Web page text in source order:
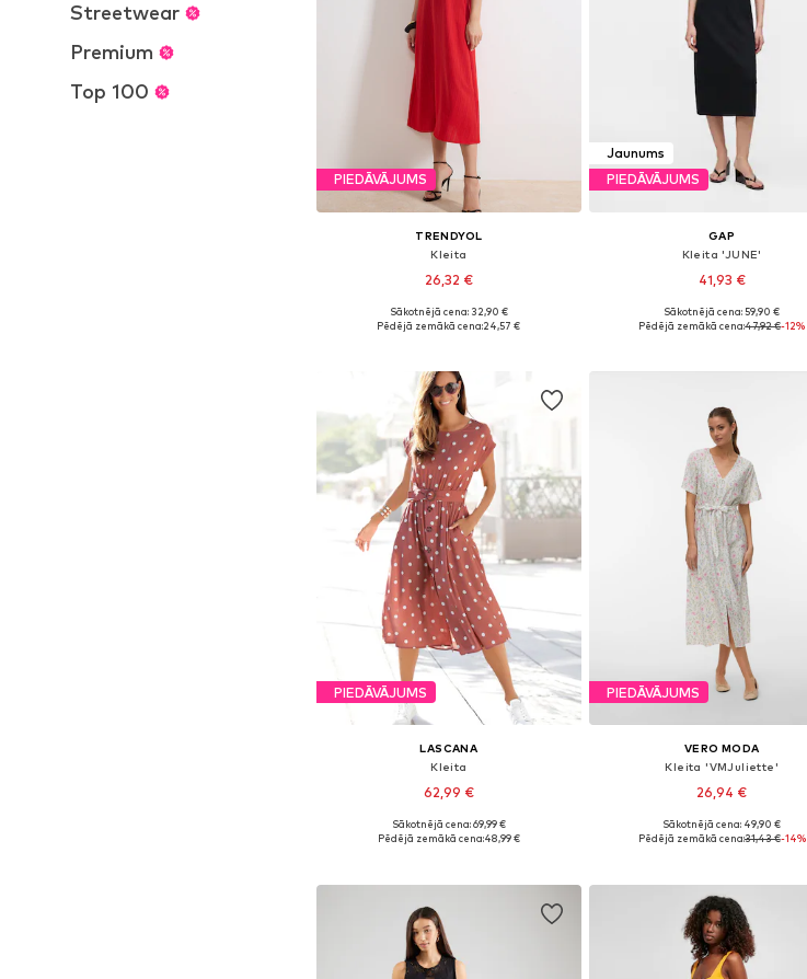
Streetwear
Premium
Top 100
PIEDĀVĀJUMS
TRENDYOL
Kleita
26,32 €
Pieejamie izmēri: 34, 36, 38, 40, 42
Sākotnējā cena: 32,90 €
Pēdējā zemākā cena:24,57 €
Jaunums
PIEDĀVĀJUMS
GAP
Kleita 'JUNE'
41,93 €
Pieejamie izmēri: 34, 36, 38
Sākotnējā cena: 59,90 €
Pēdējā zemākā cena:47,92 €-12%
PIEDĀVĀJUMS
LASCANA
Kleita
62,99 €
Pieejamie izmēri: 34, 36, 38, 40, 42, 44
Sākotnējā cena: 69,99 €
Pēdējā zemākā cena:48,99 €
PIEDĀVĀJUMS
VERO MODA
Kleita 'VMJuliette'
26,94 €
Pieejamie izmēri: 34, 36, 38
Sākotnējā cena: 49,90 €
Pēdējā zemākā cena:31,43 €-14%